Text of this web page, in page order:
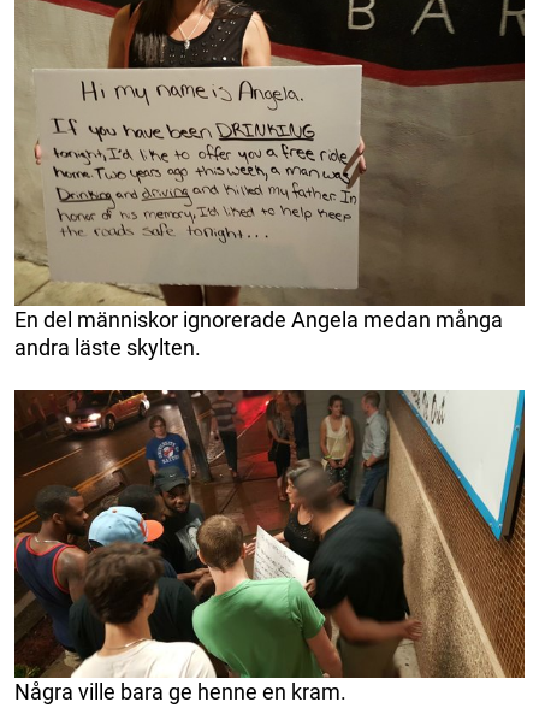
En del människor ignorerade Angela medan många
andra läste skylten.
Några ville bara ge henne en kram.